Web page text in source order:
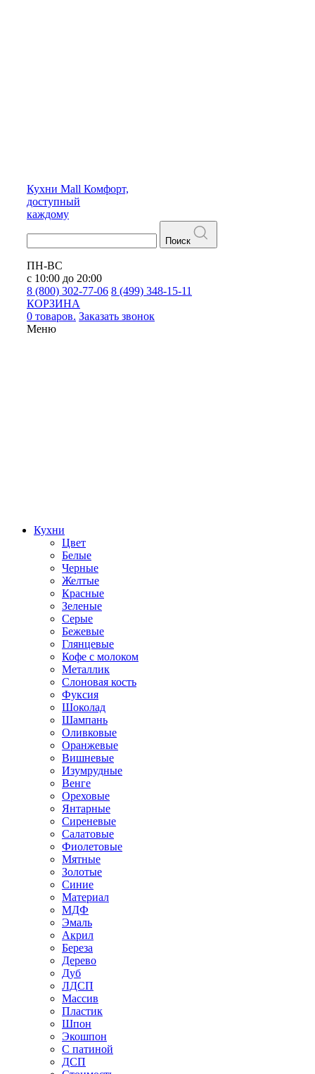
Кухни Mall Комфорт,
доступный
каждому
Поиск
ПН-ВС
с 10:00 до 20:00
8 (800) 302-77-06 8 (499) 348-15-11
КОРЗИНА
0 товаров. Заказать звонок
Меню
Кухни
Цвет
Белые
Черные
Желтые
Красные
Зеленые
Серые
Бежевые
Глянцевые
Кофе с молоком
Металлик
Слоновая кость
Фуксия
Шоколад
Шампань
Оливковые
Оранжевые
Вишневые
Изумрудные
Венге
Ореховые
Янтарные
Сиреневые
Салатовые
Фиолетовые
Мятные
Золотые
Синие
Материал
МДФ
Эмаль
Акрил
Береза
Дерево
Дуб
ЛДСП
Массив
Пластик
Шпон
Экошпон
С патиной
ДСП